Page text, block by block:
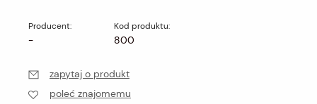
Producent:
-
Kod produktu:
800
zapytaj o produkt
poleć znajomemu